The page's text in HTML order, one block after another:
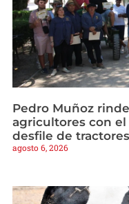
Pedro Muñoz
agricultores con
desfile de
agosto 6, 2026